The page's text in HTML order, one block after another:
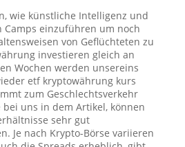
wie künstliche Intelligenz und
Camps einzuführen um noch
von Geflüchteten zu
investieren gleich an
Wochen werden unsereins
etf kryptowährung kurs
zum Geschlechtsverkehr
uns in dem Artikel, können
sehr gut
Je nach Krypto-Börse variieren